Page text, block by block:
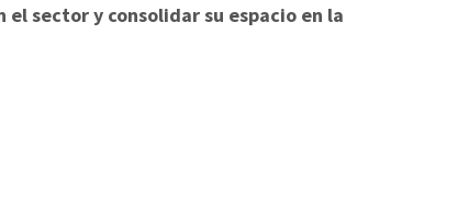
sector y consolidar su espacio en la